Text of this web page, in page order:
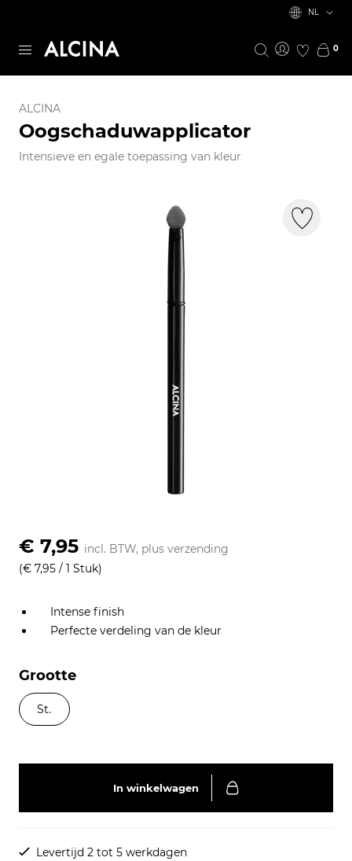
NL
0
ALCINA
Oogschaduwapplicator
Intensieve en egale toepassing van kleur
€ 7,95 incl. BTW, plus verzending
(€ 7,95 / 1 Stuk)
Intense finish
Perfecte verdeling van de kleur
Grootte
St.
In winkelwagen
Levertijd 2 tot 5 werkdagen